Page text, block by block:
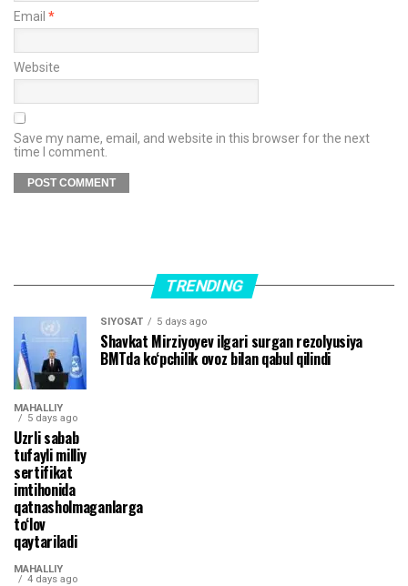
Email *
Website
Save my name, email, and website in this browser for the next
time I comment.
TRENDING
SIYOSAT 5 days ago
Shavkat Mirziyoyev ilgari surgan rezolyusiya
BMTda ko‘pchilik ovoz bilan qabul qilindi
MAHALLIY
5 days ago
Uzrli sabab
tufayli milliy
sertifikat
imtihonida
qatnasholmaganlarga
to‘lov
qaytariladi
MAHALLIY
4 days ago